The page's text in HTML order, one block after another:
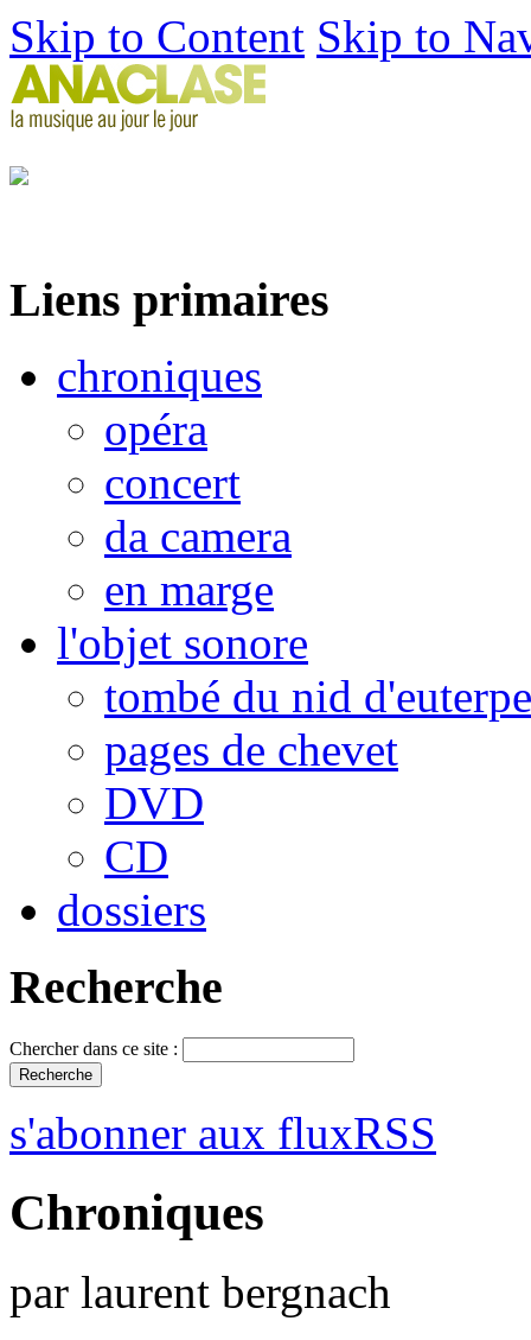
Skip to Content Skip to
Liens primaires
chroniques
opéra
concert
da camera
en marge
l'objet sonore
tombé du nid d'euterpe
pages de chevet
DVD
CD
dossiers
Recherche
Chercher dans ce site :
s'abonner aux fluxRSS
Chroniques
par laurent bergnach